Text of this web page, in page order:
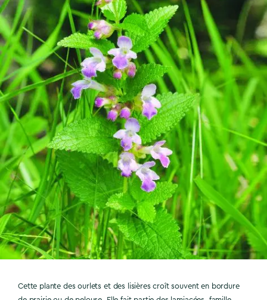
Cette plante des ourlets et des lisières croît souvent en bordure